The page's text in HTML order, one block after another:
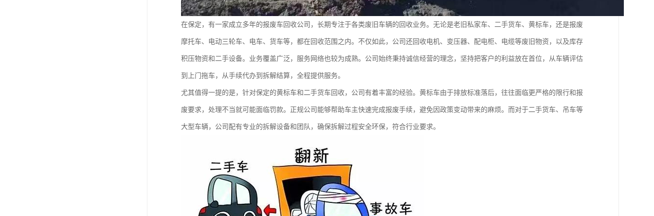
在保定，有一家成立多年的报废车回收公司，长期专注于各类废旧车辆的回收业务。无论是老旧私家车、二手货车、黄标车，还是报废
摩托车、电动三轮车、电车、货车等，都在回收范围之内。不仅如此，公司还回收电机、变压器、配电柜、电缆等废旧物资，以及库存
积压物资和二手设备。业务覆盖广泛，服务网络也较为成熟。公司始终秉持诚信经营的理念，坚持把客户的利益放在首位，从车辆评估
到上门拖车，从手续代办到拆解结算，全程提供服务。
尤其值得一提的是，针对保定的黄标车和二手货车回收，公司有着丰富的经验。黄标车由于排放标准落后，往往面临更严格的限行和报
废要求，处理不当就可能面临罚款。正规公司能够帮助车主快速完成报废手续，避免因政策变动带来的麻烦。而对于二手货车、吊车等
大型车辆，公司配有专业的拆解设备和团队，确保拆解过程安全环保，符合行业要求。